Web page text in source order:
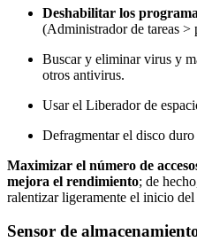
Deshabilitar los
(Administrador de tareas >
Buscar y eliminar virus y
otros antivirus.
Usar el Liberador de
Defragmentar el disco
Maximizar el número de
mejora el rendimiento; de
ralentizar ligeramente el inicio
Sensor de